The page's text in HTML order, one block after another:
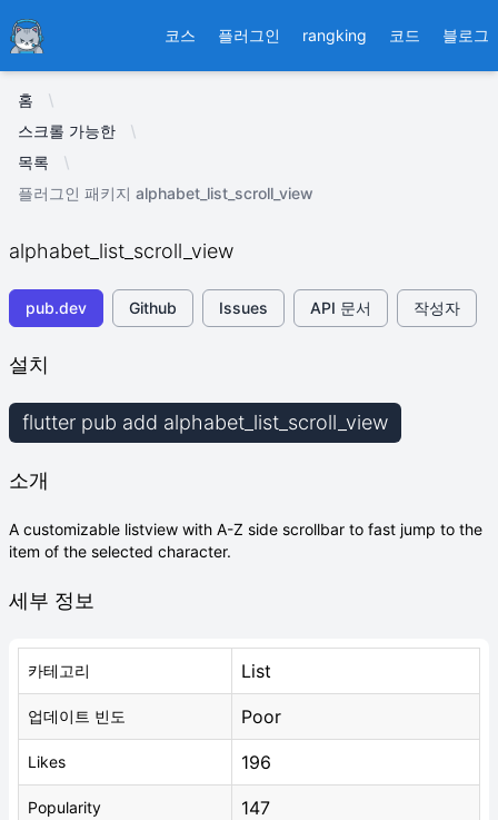
Ducafecat 코스 플러그인 rangking 코드 블로그
홈
스크롤 가능한
목록
플러그인 패키지 alphabet_list_scroll_view
alphabet_list_scroll_view
pub.dev Github Issues API 문서 작성자
설치
flutter pub add alphabet_list_scroll_view
소개
A customizable listview with A-Z side scrollbar to fast jump to the
item of the selected character.
세부 정보
카테고리 List
업데이트 빈도 Poor
Likes 196
Popularity 147